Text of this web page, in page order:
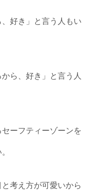
、好き」と言う人もい
ら、好き」と言う人
ーフティーゾーンを
考え方が可愛いから